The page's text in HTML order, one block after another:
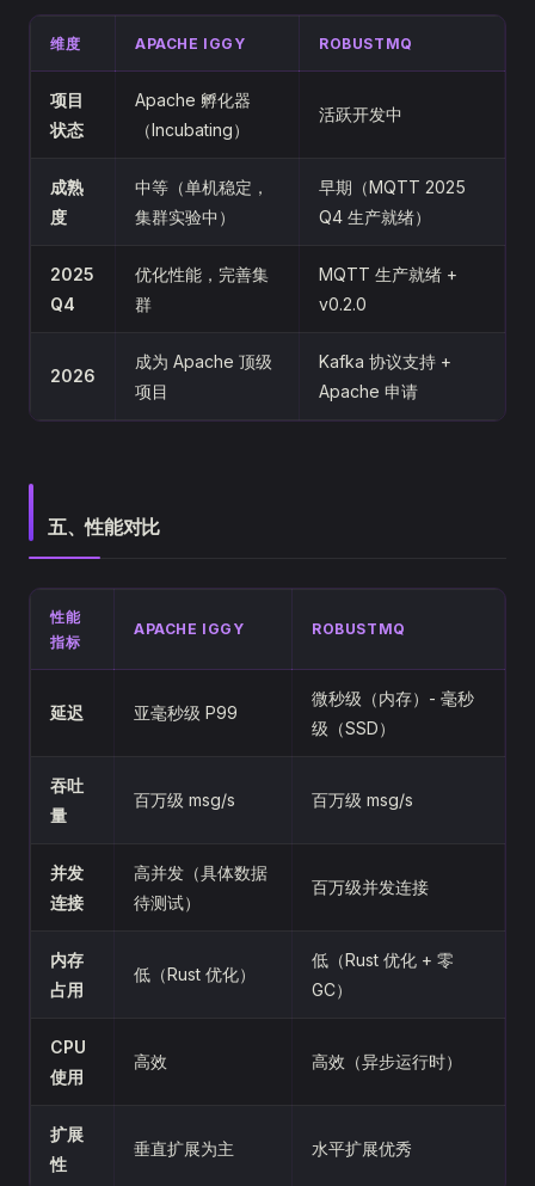
维度 APACHE IGGY ROBUSTMQ
项目
状态
Apache 孵化器
（Incubating）
活跃开发中
成熟
度
中等（单机稳定，
集群实验中）
早期（MQTT 2025
Q4 生产就绪）
2025
Q4
优化性能，完善集
群
MQTT 生产就绪 +
v0.2.0
2026
成为 Apache 顶级
项目
Kafka 协议支持 +
Apache 申请
五、性能对比
性能
指标
APACHE IGGY ROBUSTMQ
延迟 亚毫秒级 P99
微秒级（内存）- 毫秒
级（SSD）
吞吐
量
百万级 msg/s 百万级 msg/s
并发
连接
高并发（具体数据
待测试）
百万级并发连接
内存
占用
低（Rust 优化）
低（Rust 优化 + 零
GC）
CPU
使用
高效 高效（异步运行时）
扩展
性
垂直扩展为主 水平扩展优秀